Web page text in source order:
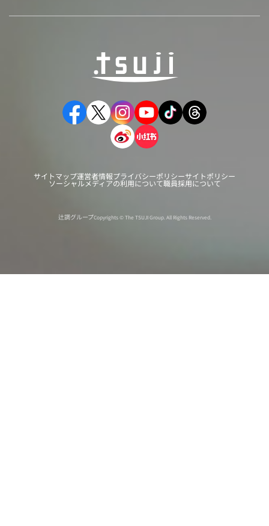
サイトマップ運営者情報プライバシーポリシーサイトポリシー
ソーシャルメディアの利用について職員採用について
辻調グループCopyrights © The TSUJI Group. All Rights Reserved.